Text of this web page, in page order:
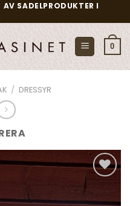
SADELPRODUKTER I
0
/ DRESSYR
Add to
wishlist